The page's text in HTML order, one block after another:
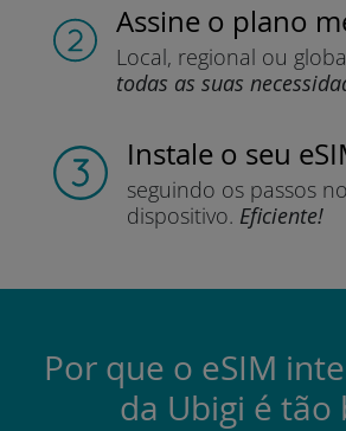
Assine o plano
Local, regional ou
todas as suas
Instale o seu
seguindo os passos
dispositivo. Eficiente!
Por que o eSIM
da Ubigi é tão